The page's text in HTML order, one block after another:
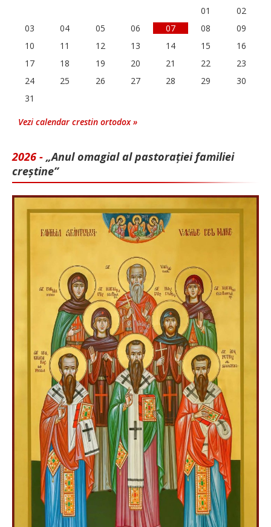
01
02
03
04 05 06 07 08
09
10
11 12 13 14 15
16
17
18 19 20 21 22
23
24
25 26 27 28 29
30
31
Vezi calendar crestin ortodox »
2026 - „Anul omagial al pastorației familiei
creștine”